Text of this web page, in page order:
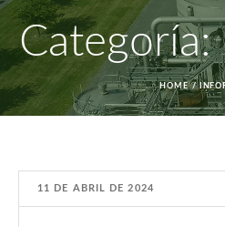
Categoría:
HOME /
11 DE ABRIL DE 2024